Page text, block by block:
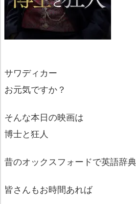
サワディカー
お元気ですか？
そんな本日の映画は
博士と狂人
昔のオックスフォードで英語辞典
皆さんもお時間あれば